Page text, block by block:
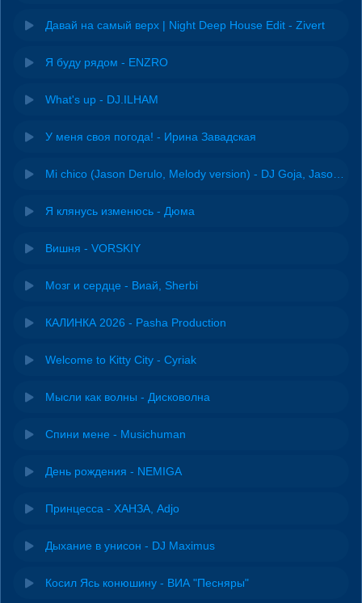
Давай на самый верх | Night Deep House Edit - Zivert
Я буду рядом - ENZRO
What's up - DJ.ILHAM
У меня своя погода! - Ирина Завадская
Я клянусь изменюсь - Дюма
Вишня - VORSKIY
Мозг и сердце - Виай, Sherbi
КАЛИНКА 2026 - Pasha Production
Welcome to Kitty City - Cyriak
Мысли как волны - Дисковолна
Спини мене - Musichuman
День рождения - NEMIGA
Принцесса - ХАНЗА, Adjo
Дыхание в унисон - DJ Maximus
Косил Ясь конюшину - ВИА "Песняры"